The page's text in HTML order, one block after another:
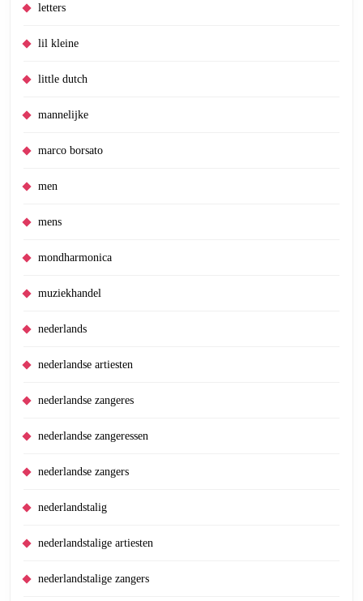
letters
lil kleine
little dutch
mannelijke
marco borsato
men
mens
mondharmonica
muziekhandel
nederlands
nederlandse artiesten
nederlandse zangeres
nederlandse zangeressen
nederlandse zangers
nederlandstalig
nederlandstalige artiesten
nederlandstalige zangers